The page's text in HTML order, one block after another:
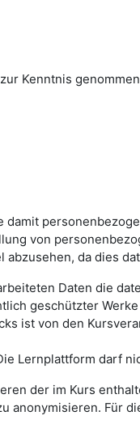
Kenntnis
von
da dies
Daten die
geschützter
ist von den
Lernplattform darf
der im Kurs
anonymisieren. Für